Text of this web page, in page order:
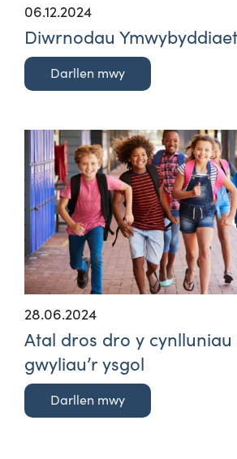
06.12.2024
Diwrnodau
Darllen mwy
28.06.2024
Atal dros dro y cynlluniau
gwyliau’r ysgol
Darllen mwy